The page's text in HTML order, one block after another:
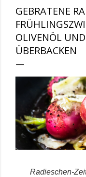
GEBRATENE
OLIVENÖL
ÜBERBACKEN
Radieschen-